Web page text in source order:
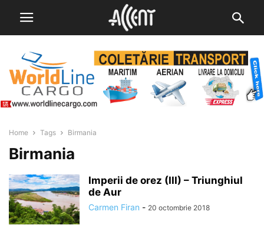
Home Tags Birmania
Birmania
Imperii de orez (III) – Triunghiul
de Aur
Carmen Firan - 20 octombrie 2018